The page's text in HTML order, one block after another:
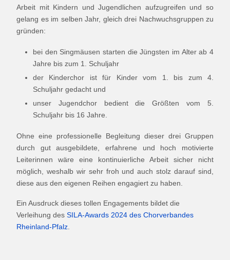
Arbeit mit Kindern und Jugendlichen aufzugreifen und so
gelang es im selben Jahr, gleich drei Nachwuchsgruppen zu
gründen:
bei den Singmäusen starten die Jüngsten im Alter ab 4
Jahre bis zum 1. Schuljahr
der Kinderchor ist für Kinder vom 1. bis zum 4.
Schuljahr gedacht und
unser Jugendchor bedient die Größten vom 5.
Schuljahr bis 16 Jahre.
Ohne eine professionelle Begleitung dieser drei Gruppen
durch gut ausgebildete, erfahrene und hoch motivierte
Leiterinnen wäre eine kontinuierliche Arbeit sicher nicht
möglich, weshalb wir sehr froh und auch stolz darauf sind,
diese aus den eigenen Reihen engagiert zu haben.
Ein Ausdruck dieses tollen Engagements bildet die
Verleihung des SILA-Awards 2024 des Chorverbandes
Rheinland-Pfalz